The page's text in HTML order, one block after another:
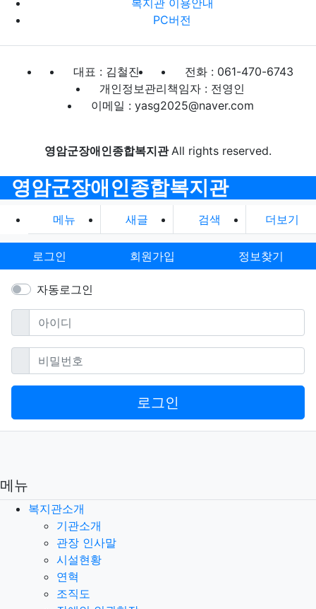
복지관 이용안내
PC버전
대표 : 김철진
전화 : 061-470-6743
개인정보관리책임자 : 전영인
이메일 : yasg2025@naver.com
영암군장애인종합복지관All rights reserved.
영암군장애인종합복지관
메뉴 새글 검색 더보기
로그인 회원가입 정보찾기
자동로그인
아이디필수
비밀번호필수
로그인
메뉴
복지관소개
기관소개
관장 인사말
시설현황
연혁
조직도